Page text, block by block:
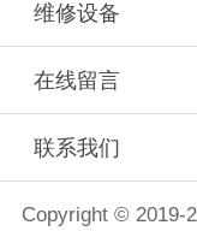
维修设备
在线留言
联系我们
Copyright © 2019-